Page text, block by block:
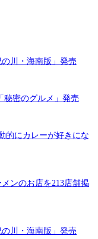
川・海南版」発売
秘密のグルメ」発売
的にカレーが好きにな
ンのお店を213店舗掲
川・海南版」発売